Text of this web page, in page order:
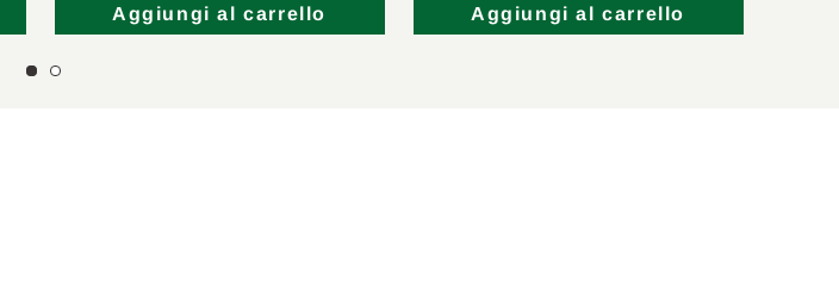
Aggiungi al carrello Aggiungi al carrello